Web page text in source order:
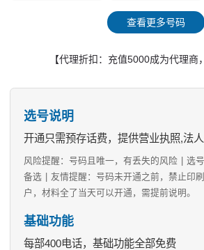
查看更多号码
【代理折扣：充值5000成为代理商
选号说明
开通只需预存话费，提供营业执照,法
风险提醒：号码且唯一，有丢失的风险
选
备选
友情提醒：号码未开通之前，禁止印
户，材料全了当天可以开通，需提前说明。
基础功能
每部400电话，基础功能全部免费